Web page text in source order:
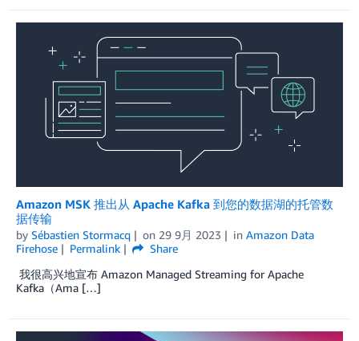
Amazon MSK 推出从 Apache Kafka 到您的数据湖的托管数
据传输
by Sébastien Stormacq on 29 9月 2023 in Amazon Data
Firehose
Permalink
Share
我很高兴地宣布 Amazon Managed Streaming for Apache
Kafka（Ama […]